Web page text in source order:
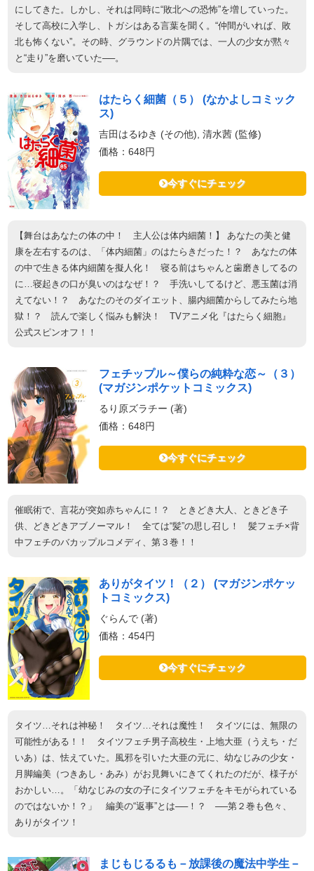
にしてきた。しかし、それは同時に“敗北への恐怖”を増していった。
そして高校に入学し、トガシはある言葉を聞く。“仲間がいれば、敗
北も怖くない”。その時、グラウンドの片隅では、一人の少女が黙々
と“走り”を磨いていた──。
はたらく細菌（５） (なかよしコミック
ス)
吉田はるゆき (その他), 清水茜 (監修)
価格：648円
今すぐにチェック
【舞台はあなたの体の中！ 主人公は体内細菌！】 あなたの美と健
康を左右するのは、「体内細菌」のはたらきだった！？ あなたの体
の中で生きる体内細菌を擬人化！ 寝る前はちゃんと歯磨きしてるの
に…寝起きの口が臭いのはなぜ！？ 手洗いしてるけど、悪玉菌は消
えてない！？ あなたのそのダイエット、腸内細菌からしてみたら地
獄！？ 読んで楽しく悩みも解決！ TVアニメ化『はたらく細胞』
公式スピンオフ！！
フェチップル～僕らの純粋な恋～（３）
(マガジンポケットコミックス)
るり原ズラチー (著)
価格：648円
今すぐにチェック
催眠術で、言花が突如赤ちゃんに！？ ときどき大人、ときどき子
供、どきどきアブノーマル！ 全ては“髪”の思し召し！ 髪フェチ×背
中フェチのバカップルコメディ、第３巻！！
ありがタイツ！（２） (マガジンポケッ
トコミックス)
ぐらんで (著)
価格：454円
今すぐにチェック
タイツ…それは神秘！ タイツ…それは魔性！ タイツには、無限の
可能性がある！！ タイツフェチ男子高校生・上地大亜（うえち・だ
いあ）は、怯えていた。風邪を引いた大亜の元に、幼なじみの少女・
月脚編美（つきあし・あみ）がお見舞いにきてくれたのだが、様子が
おかしい…。「幼なじみの女の子にタイツフェチをキモがられている
のではないか！？」 編美の“返事”とは──！？ ──第２巻も色々、
ありがタイツ！
まじもじるるも－放課後の魔法中学生－